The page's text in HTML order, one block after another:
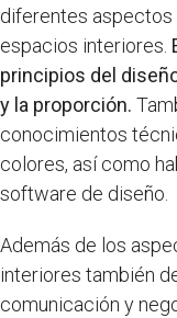
diferentes aspectos
espacios interiores.
principios del
y la proporción.
conocimientos
colores, así como
software de diseño.
Además de los
interiores también
comunicación y